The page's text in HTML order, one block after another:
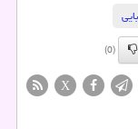
(0)
X